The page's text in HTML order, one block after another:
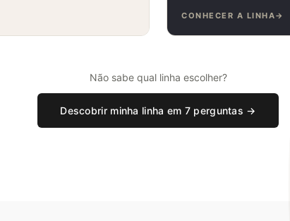
CONHECER A LINHA
Não sabe qual linha escolher?
Descobrir minha linha em 7 perguntas →